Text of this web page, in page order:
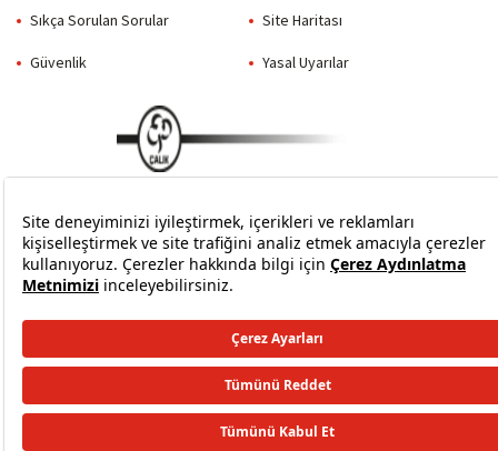
Sıkça Sorulan Sorular Site Haritası
Güvenlik Yasal Uyarılar
Her hakkı Aktif Bank'a aittir. © 2026